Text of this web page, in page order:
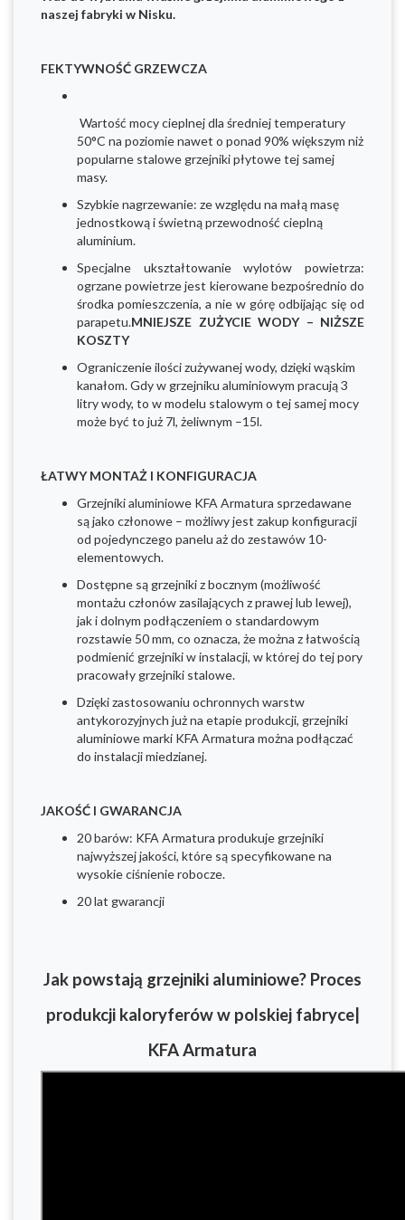
naszej fabryki w Nisku.
FEKTYWNOŚĆ GRZEWCZA
Wartość mocy cieplnej dla średniej temperatury
50°C na poziomie nawet o ponad 90% większym niż
popularne stalowe grzejniki płytowe tej samej
masy.
Szybkie nagrzewanie: ze względu na małą masę
jednostkową i świetną przewodność cieplną
aluminium.
Specjalne ukształtowanie wylotów powietrza:
ogrzane powietrze jest kierowane bezpośrednio do
środka pomieszczenia, a nie w górę odbijając się od
parapetu.MNIEJSZE ZUŻYCIE WODY – NIŻSZE
KOSZTY
Ograniczenie ilości zużywanej wody, dzięki wąskim
kanałom. Gdy w grzejniku aluminiowym pracują 3
litry wody, to w modelu stalowym o tej samej mocy
może być to już 7l, żeliwnym –15l.
ŁATWY MONTAŻ I KONFIGURACJA
Grzejniki aluminiowe KFA Armatura sprzedawane
są jako członowe – możliwy jest zakup konfiguracji
od pojedynczego panelu aż do zestawów 10-
elementowych.
Dostępne są grzejniki z bocznym (możliwość
montażu członów zasilających z prawej lub lewej),
jak i dolnym podłączeniem o standardowym
rozstawie 50 mm, co oznacza, że można z łatwością
podmienić grzejniki w instalacji, w której do tej pory
pracowały grzejniki stalowe.
Dzięki zastosowaniu ochronnych warstw
antykorozyjnych już na etapie produkcji, grzejniki
aluminiowe marki KFA Armatura można podłączać
do instalacji miedzianej.
JAKOŚĆ I GWARANCJA
20 barów: KFA Armatura produkuje grzejniki
najwyższej jakości, które są specyfikowane na
wysokie ciśnienie robocze.
20 lat gwarancji
Jak powstają grzejniki aluminiowe? Proces
produkcji kaloryferów w polskiej fabryce|
KFA Armatura